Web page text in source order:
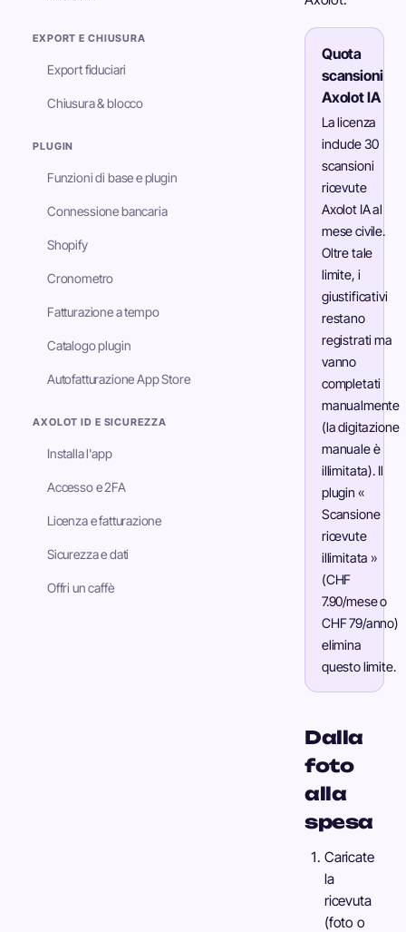
EXPORT E CHIUSURA
Export fiduciari
Chiusura & blocco
PLUGIN
Funzioni di base e plugin
Connessione bancaria
Shopify
Cronometro
Fatturazione a tempo
Catalogo plugin
Autofatturazione App Store
AXOLOT ID E SICUREZZA
Installa l'app
Accesso e 2FA
Licenza e fatturazione
Sicurezza e dati
Offri un caffè
Quota
scansioni
Axolot IA
La licenza
include 30
scansioni
ricevute
Axolot IA al
mese civile.
Oltre tale
limite, i
giustificativi
restano
registrati ma
vanno
completati
manualmente
(la digitazione
manuale è
illimitata). Il
plugin «
Scansione
ricevute
illimitata »
(CHF
7.90/mese o
CHF 79/anno)
elimina
questo limite.
Dalla
foto
alla
spesa
Caricate
la
ricevuta
(foto o